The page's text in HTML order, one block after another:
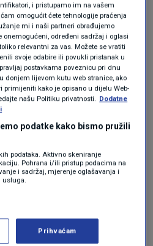
starenja su nam poznati,
u zadnjih 25
ih pokreće", kaže
, neurolog s Weill Cornell
u, koji je vodio
krvožilnog sustava
organa.
da su uzročnici
i pristupamo im na vašem
omogućit ćete tehnologije praćenja
mi i naši partneri obrađujemo
onemogućeni, određeni sadržaj i oglasi
relevantni za vas. Možete se vratiti
svoje odabire ili povukli pristanak u
postavkama poveznicu pri dnu
donjem lijevom kutu web stranice, ako
primijeniti kako je opisano u dijelu Web-
našu Politiku privatnosti. Dodatne
podatke kako bismo pružili
podataka. Aktivno skeniranje
Pohrana i/ili pristup podacima na
i sadržaj, mjerenje oglašavanja i
usluga.
Prihvaćam